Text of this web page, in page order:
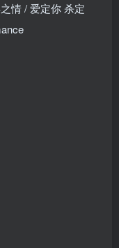
/ 爱定你 杀定